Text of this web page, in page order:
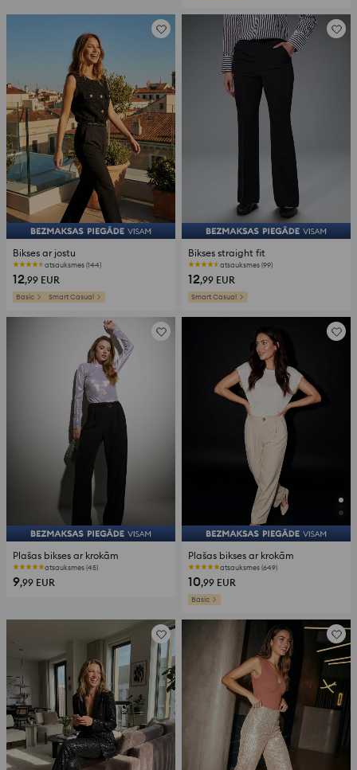
Bikses ar jostu
atsauksmes (144)
12,99 EUR
Basic Smart Casual
Bikses straight fit
atsauksmes (99)
12,99 EUR
Smart Casual
Plašas bikses ar krokām
atsauksmes (45)
9,99 EUR
Plašas bikses ar krokām
atsauksmes (649)
10,99 EUR
Basic